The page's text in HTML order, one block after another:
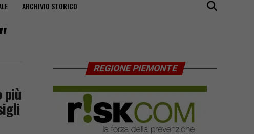
ARCHIVIO STORICO
più
REGIONE PIEMONTE